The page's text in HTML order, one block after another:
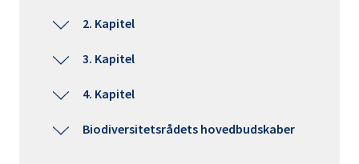
2. Kapitel
3. Kapitel
4. Kapitel
Biodiversitetsrådets hovedbudskaber